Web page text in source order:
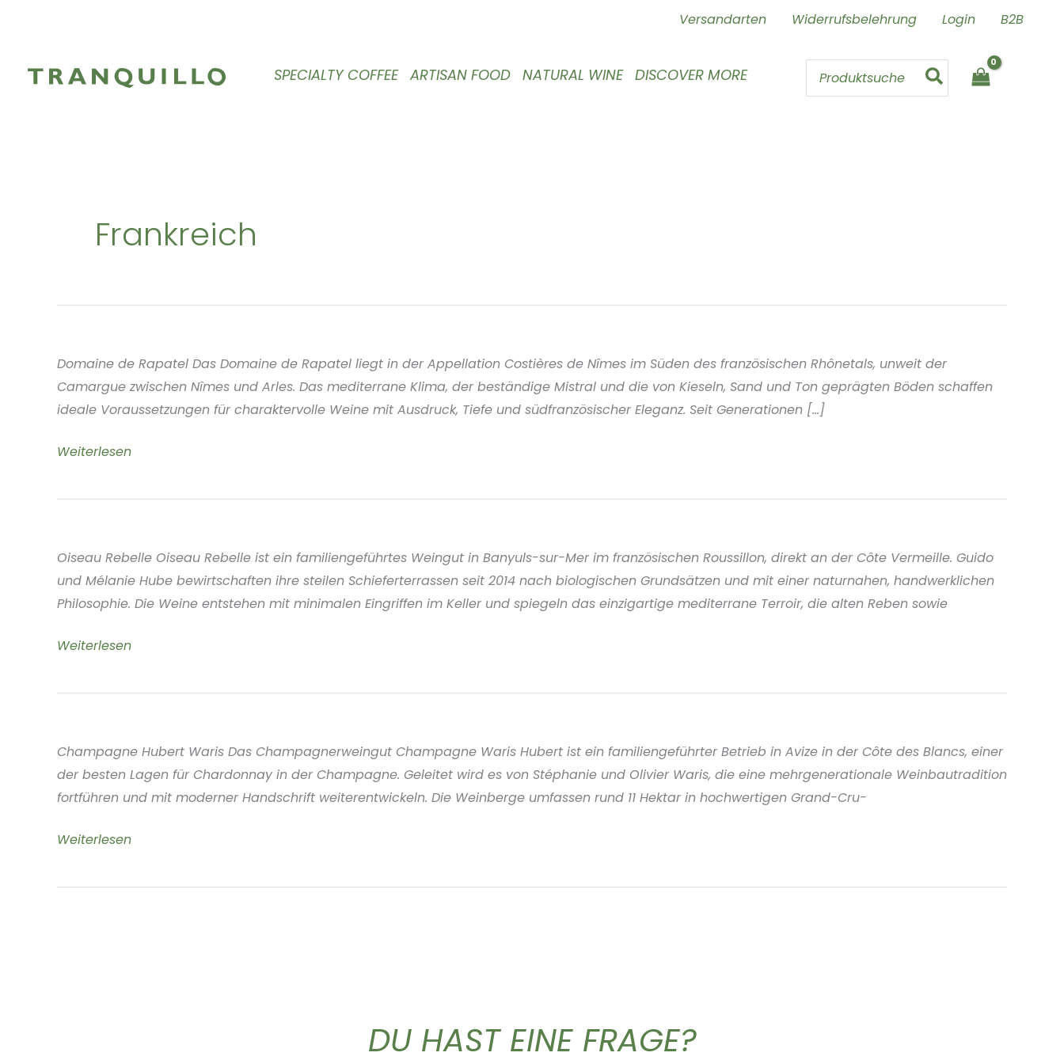
Versandarten Widerrufsbelehrung Login B2B
SPECIALTY COFFEE ARTISAN FOOD NATURAL WINE DISCOVER MORE
Search
Frankreich
Domaine de Rapatel Das Domaine de Rapatel liegt in der Appellation Costières de Nîmes im Süden des französischen Rhônetals, unweit der
Camargue zwischen Nîmes und Arles. Das mediterrane Klima, der beständige Mistral und die von Kieseln, Sand und Ton geprägten Böden schaffen
ideale Voraussetzungen für charaktervolle Weine mit Ausdruck, Tiefe und südfranzösischer Eleganz. Seit Generationen [...]
Domaine
Rapatel
Nîmes
Frankreich
Weiterlesen
Oiseau Rebelle Oiseau Rebelle ist ein familiengeführtes Weingut in Banyuls-sur-Mer im französischen Roussillon, direkt an der Côte Vermeille. Guido
und Mélanie Hube bewirtschaften ihre steilen Schieferterrassen seit 2014 nach biologischen Grundsätzen und mit einer naturnahen, handwerklichen
Philosophie. Die Weine entstehen mit minimalen Eingriffen im Keller und spiegeln das einzigartige mediterrane Terroir, die alten Reben sowie
Oiseau
Roussillon
Weiterlesen
Champagne Hubert Waris Das Champagnerweingut Champagne Waris Hubert ist ein familiengeführter Betrieb in Avize in der Côte des Blancs, einer
der besten Lagen für Chardonnay in der Champagne. Geleitet wird es von Stéphanie und Olivier Waris, die eine mehrgenerationale Weinbautradition
fortführen und mit moderner Handschrift weiterentwickeln. Die Weinberge umfassen rund 11 Hektar in hochwertigen Grand-Cru-
Waris
Champagne
Weiterlesen
DU HAST EINE FRAGE?